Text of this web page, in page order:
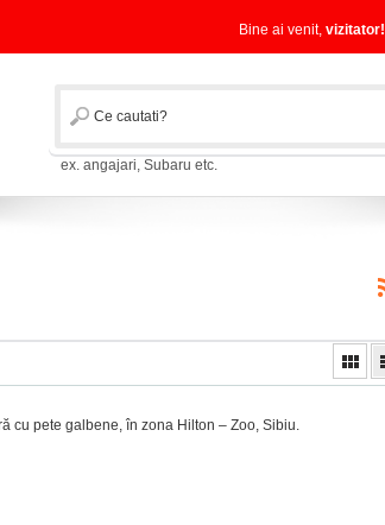
Bine ai venit, vizitator!
ex. angajari, Subaru etc.
cu pete galbene, în zona Hilton – Zoo, Sibiu.